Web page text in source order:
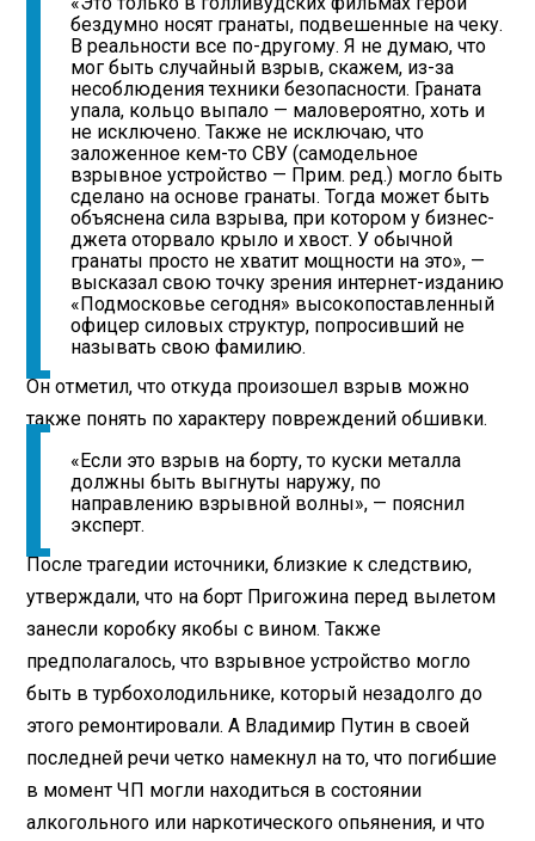
бездумно носят гранаты, подвешенные на чеку.
В реальности все по-другому. Я не думаю, что
мог быть случайный взрыв, скажем, из-за
несоблюдения техники безопасности. Граната
упала, кольцо выпало — маловероятно, хоть и
не исключено. Также не исключаю, что
заложенное кем-то СВУ (самодельное
взрывное устройство — Прим. ред.) могло быть
сделано на основе гранаты. Тогда может быть
объяснена сила взрыва, при котором у бизнес-
джета оторвало крыло и хвост. У обычной
гранаты просто не хватит мощности на это», —
высказал свою точку зрения интернет-изданию
«Подмосковье сегодня» высокопоставленный
офицер силовых структур, попросивший не
называть свою фамилию.
Он отметил, что откуда произошел взрыв можно
также понять по характеру повреждений обшивки.
«Если это взрыв на борту, то куски металла
должны быть выгнуты наружу, по
направлению взрывной волны», — пояснил
эксперт.
После трагедии источники, близкие к следствию,
утверждали, что на борт Пригожина перед вылетом
занесли коробку якобы с вином. Также
предполагалось, что взрывное устройство могло
быть в турбохолодильнике, который незадолго до
этого ремонтировали. А Владимир Путин в своей
последней речи четко намекнул на то, что погибшие
в момент ЧП могли находиться в состоянии
алкогольного или наркотического опьянения, и что